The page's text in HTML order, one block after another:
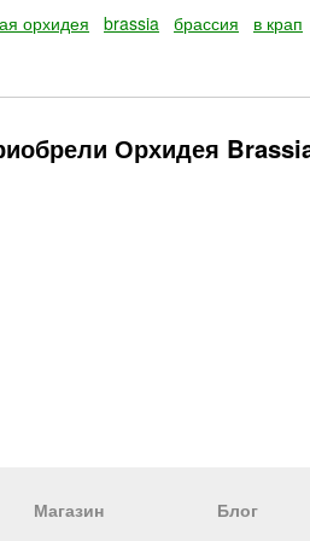
орхидея brassia брассия в крап
Орхидея
Магазин
Блог